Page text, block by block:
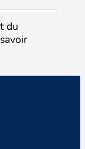
du